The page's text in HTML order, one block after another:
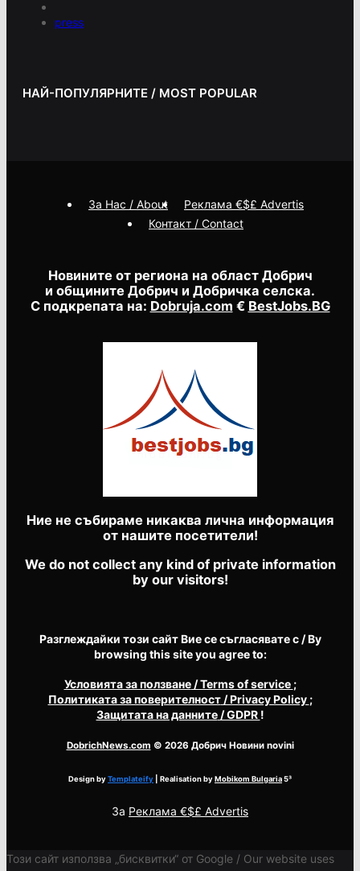
press
НАЙ-ПОПУЛЯРНИТЕ / MOST POPULAR
Новините от региона на област Добрич
и общините Добрич и Добричка селска.
С подкрепата на: Dobruja.com € BestJobs.BG
Ние не събираме никаква лична информация
от нашите посетители!
We do not collect any kind of private information
by our visitors!
Разглеждайки този сайт Вие се съгласявате с / By
browsing this site you agree to:
Условията за ползване/ Terms of service ;
Политиката за поверителност/ Privacy Policy ;
Защитата на данните/ GDPR !
DobrichNews.com © 2026 Добрич Новини novini
Design byTemplateify | Realisation byMobikom Bulgaria5³
За Реклама €$£ Advertis
За Нас / About
Реклама €$£ Advertis
Контакт / Contact
Този сайт използва „бисквитки“ от Google / Our website uses